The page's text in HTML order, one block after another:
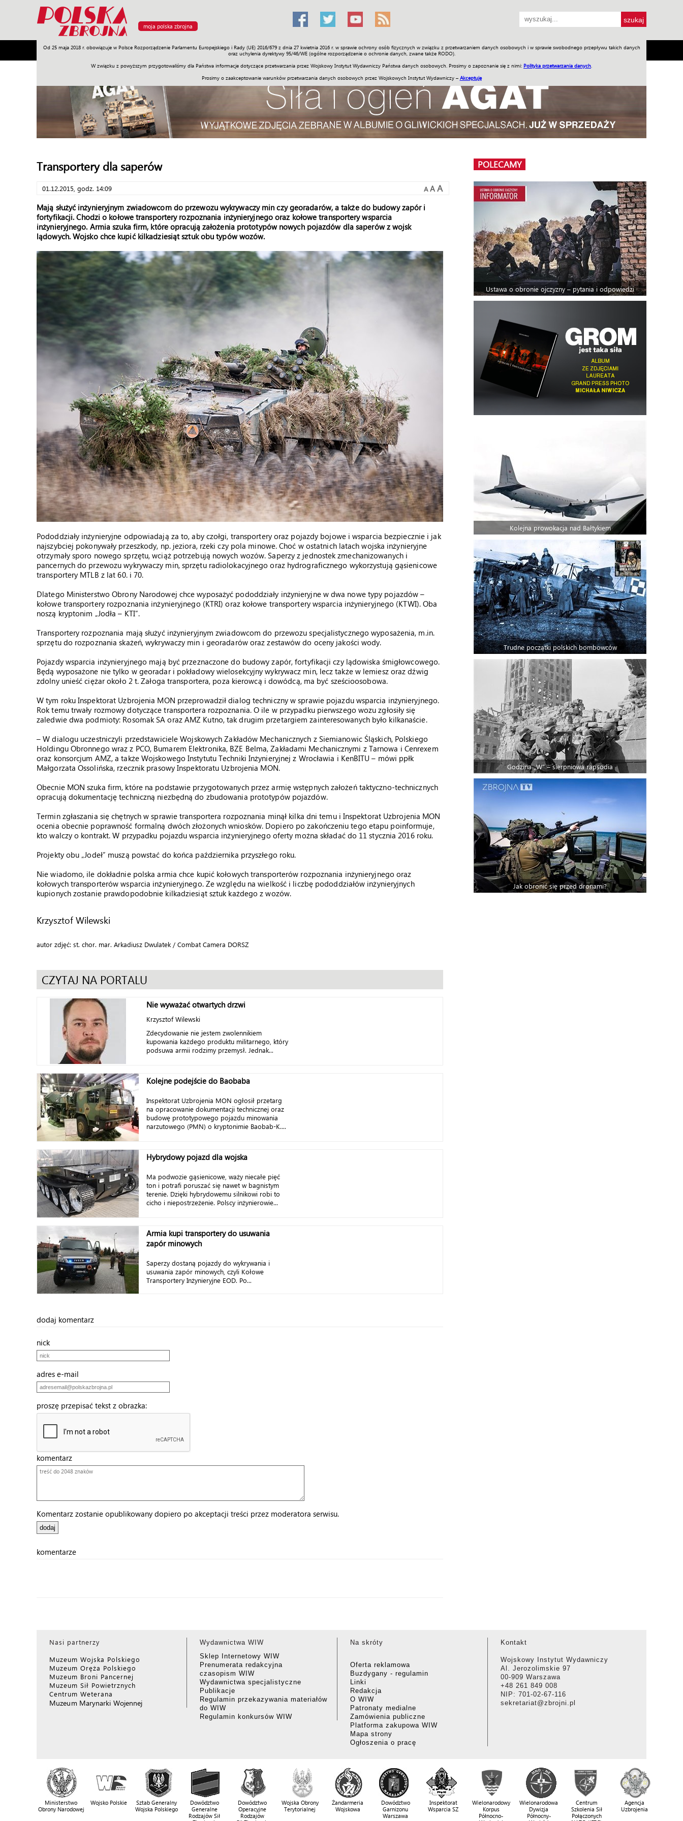
moja polska zbrojna
Od 25 maja 2018 r. obowiązuje w Polsce Rozporządzenie Parlamentu Europejskiego i Rady (UE) 2016/679 z dnia 27 kwietnia 2016 r. w sprawie ochrony osób fizycznych w związku z przetwarzaniem danych osobowych i w sprawie swobodnego przepływu takich danych
oraz uchylenia dyrektywy 95/46/WE (ogólne rozporządzenie o ochronie danych, zwane także RODO).
W związku z powyższym przygotowaliśmy dla Państwa informacje dotyczące przetwarzania przez Wojskowy Instytut Wydawniczy Państwa danych osobowych. Prosimy o zapoznanie się z nimi: Polityka przetwarzania danych
Prosimy o zaakceptowanie warunków przetwarzania danych osobowych przez Wojskowych Instytut Wydawniczy – Akceptuję
Armia Poligon Sprzęt Misje Polityka Prawo Świat Społeczność Sport Historia Galerie Wideo ENGLISH SKLEP Jednodniówki Praca w WIW
Transportery dla saperów
01.12.2015, godz. 14:09 A A A
Mają służyć inżynieryjnym zwiadowcom do przewozu wykrywaczy min czy georadarów, a także do budowy zapór i
fortyfikacji. Chodzi o kołowe transportery rozpoznania inżynieryjnego oraz kołowe transportery wsparcia
inżynieryjnego. Armia szuka firm, które opracują założenia prototypów nowych pojazdów dla saperów z wojsk
lądowych. Wojsko chce kupić kilkadziesiąt sztuk obu typów wozów.
Pododdziały inżynieryjne odpowiadają za to, aby czołgi, transportery oraz pojazdy bojowe i wsparcia bezpiecznie i jak
najszybciej pokonywały przeszkody, np. jeziora, rzeki czy pola minowe. Choć w ostatnich latach wojska inżynieryjne
otrzymały sporo nowego sprzętu, wciąż potrzebują nowych wozów. Saperzy z jednostek zmechanizowanych i
pancernych do przewozu wykrywaczy min, sprzętu radiolokacyjnego oraz hydrograficznego wykorzystują gąsienicowe
transportery MTLB z lat 60. i 70.
Dlatego Ministerstwo Obrony Narodowej chce wyposażyć pododdziały inżynieryjne w dwa nowe typy pojazdów –
kołowe transportery rozpoznania inżynieryjnego (KTRI) oraz kołowe transportery wsparcia inżynieryjnego (KTWI). Oba
noszą kryptonim „Jodła – KTI”.
Transportery rozpoznania mają służyć inżynieryjnym zwiadowcom do przewozu specjalistycznego wyposażenia, m.in.
sprzętu do rozpoznania skażeń, wykrywaczy min i georadarów oraz zestawów do oceny jakości wody.
Pojazdy wsparcia inżynieryjnego mają być przeznaczone do budowy zapór, fortyfikacji czy lądowiska śmigłowcowego.
Będą wyposażone nie tylko w georadar i pokładowy wielosekcyjny wykrywacz min, lecz także w lemiesz oraz dźwig
zdolny unieść ciężar około 2 t. Załoga transportera, poza kierowcą i dowódcą, ma być sześcioosobowa.
W tym roku Inspektorat Uzbrojenia MON przeprowadził dialog techniczny w sprawie pojazdu wsparcia inżynieryjnego.
Rok temu trwały rozmowy dotyczące transportera rozpoznania. O ile w przypadku pierwszego wozu zgłosiły się
zaledwie dwa podmioty: Rosomak SA oraz AMZ Kutno, tak drugim przetargiem zainteresowanych było kilkanaście.
– W dialogu uczestniczyli przedstawiciele Wojskowych Zakładów Mechanicznych z Siemianowic Śląskich, Polskiego
Holdingu Obronnego wraz z PCO, Bumarem Elektronika, BZE Belma, Zakładami Mechanicznymi z Tarnowa i Cenrexem
oraz konsorcjum AMZ, a także Wojskowego Instytutu Techniki Inżynieryjnej z Wrocławia i KenBITU – mówi ppłk
Małgorzata Ossolińska, rzecznik prasowy Inspektoratu Uzbrojenia MON.
Obecnie MON szuka firm, które na podstawie przygotowanych przez armię wstępnych założeń taktyczno-technicznych
opracują dokumentację techniczną niezbędną do zbudowania prototypów pojazdów.
Termin zgłaszania się chętnych w sprawie transportera rozpoznania minął kilka dni temu i Inspektorat Uzbrojenia MON
ocenia obecnie poprawność formalną dwóch złożonych wniosków. Dopiero po zakończeniu tego etapu poinformuje,
kto walczy o kontrakt. W przypadku pojazdu wsparcia inżynieryjnego oferty można składać do 11 stycznia 2016 roku.
Projekty obu „Jodeł” muszą powstać do końca października przyszłego roku.
Nie wiadomo, ile dokładnie polska armia chce kupić kołowych transporterów rozpoznania inżynieryjnego oraz
kołowych transporterów wsparcia inżynieryjnego. Ze względu na wielkość i liczbę pododdziałów inżynieryjnych
kupionych zostanie prawdopodobnie kilkadziesiąt sztuk każdego z wozów.
Krzysztof Wilewski
autor zdjęć: st. chor. mar. Arkadiusz Dwulatek / Combat Camera DORSZ
CZYTAJ NA PORTALU
Nie wyważać otwartych drzwi
Krzysztof Wilewski
Zdecydowanie nie jestem zwolennikiem
kupowania każdego produktu militarnego, który
podsuwa armii rodzimy przemysł. Jednak...
Kolejne podejście do Baobaba
Inspektorat Uzbrojenia MON ogłosił przetarg
na opracowanie dokumentacji technicznej oraz
budowę prototypowego pojazdu minowania
narzutowego (PMN) o kryptonimie Baobab-K....
Hybrydowy pojazd dla wojska
Ma podwozie gąsienicowe, waży niecałe pięć
ton i potrafi poruszać się nawet w bagnistym
terenie. Dzięki hybrydowemu silnikowi robi to
cicho i niepostrzeżenie. Polscy inżynierowie...
Armia kupi transportery do usuwania
zapór minowych
Saperzy dostaną pojazdy do wykrywania i
usuwania zapór minowych, czyli Kołowe
Transportery Inżynieryjne EOD. Po...
dodaj komentarz
nick
adres e-mail
proszę przepisać tekst z obrazka:
komentarz
Komentarz zostanie opublikowany dopiero po akceptacji treści przez moderatora serwisu.
komentarze
POLECAMY
Ustawa o obronie ojczyzny – pytania i odpowiedzi
Kolejna prowokacja nad Bałtykiem
Trudne początki polskich bombowców
Godzina „W” – sierpniowa rapsodia
Jak obronić się przed dronami?
Nasi partnerzy
Muzeum Wojska Polskiego
Muzeum Oręża Polskiego
Muzeum Broni Pancernej
Muzeum Sił Powietrznych
Centrum Weterana
Muzeum Marynarki Wojennej
Wydawnictwa WIW
Sklep Internetowy WIW
Prenumerata redakcyjna
czasopism WIW
Wydawnictwa specjalistyczne
Publikacje
Regulamin przekazywania materiałów
do WIW
Regulamin konkursów WIW
Na skróty
Oferta reklamowa
Buzdygany - regulamin
Linki
Redakcja
O WIW
Patronaty medialne
Zamówienia publiczne
Platforma zakupowa WIW
Mapa strony
Ogłoszenia o pracę
Kontakt
Wojskowy Instytut Wydawniczy
Al. Jerozolimskie 97
00-909 Warszawa
+48 261 849 008
NIP: 701-02-67-116
sekretariat@zbrojni.pl
Ministerstwo
Obrony Narodowej
Wojsko Polskie
Sztab Generalny
Wojska Polskiego
Dowództwo
Generalne
Rodzajów Sił
Dowództwo
Operacyjne
Rodzajów
Wojska Obrony
Terytorialnej
Żandarmeria
Wojskowa
Dowództwo
Garnizonu
Warszawa
Inspektorat
Wsparcia SZ
Wielonarodowy
Korpus
Północno-
Wielonarodowa
Dywizja
Północny-
Centrum
Szkolenia Sił
Połączonych
Agencja
Uzbrojenia